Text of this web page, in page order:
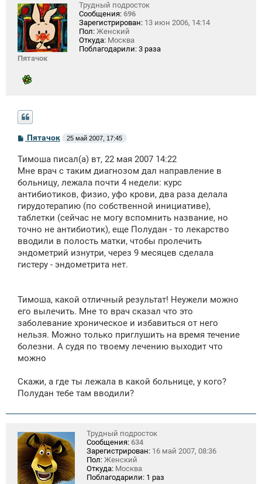
Пятачок
Трудный подросток
Сообщения: 696
Зарегистрирован: 13 июн 2006, 14:14
Пол: Женский
Откуда: Москва
Поблагодарили: 3 раза
С
б
щ
н
и
Пятачок 25 май 2007, 17:45
Тимоша писал(а) вт, 22 мая 2007 14:22
Мне врач с таким диагнозом дал направление в
больницу, лежала почти 4 недели: курс
антибиотиков, физио, уфо крови, два раза делала
гирудотерапию (по собственной инициативе),
таблетки (сейчас не могу вспомнить название, но
точно не антибиотик), еще Полудан - то лекарство
вводили в полость матки, чтобы пролечить
эндометрий изнутри, через 9 месяцев сделала
гистеру - эндометрита нет.
Тимоша, какой отличный результат! Неужели можно
его вылечить. Мне то врач сказал что это
заболевание хроническое и избавиться от него
нельзя. Можно только приглушить на время течение
болезни. А судя по твоему лечению выходит что
можно
Скажи, а где ты лежала в какой больнице, у кого?
Полудан тебе там вводили?
Трудный подросток
Сообщения: 634
Зарегистрирован: 16 май 2007, 08:36
Пол: Женский
Откуда: Москва
Поблагодарили: 1 раз